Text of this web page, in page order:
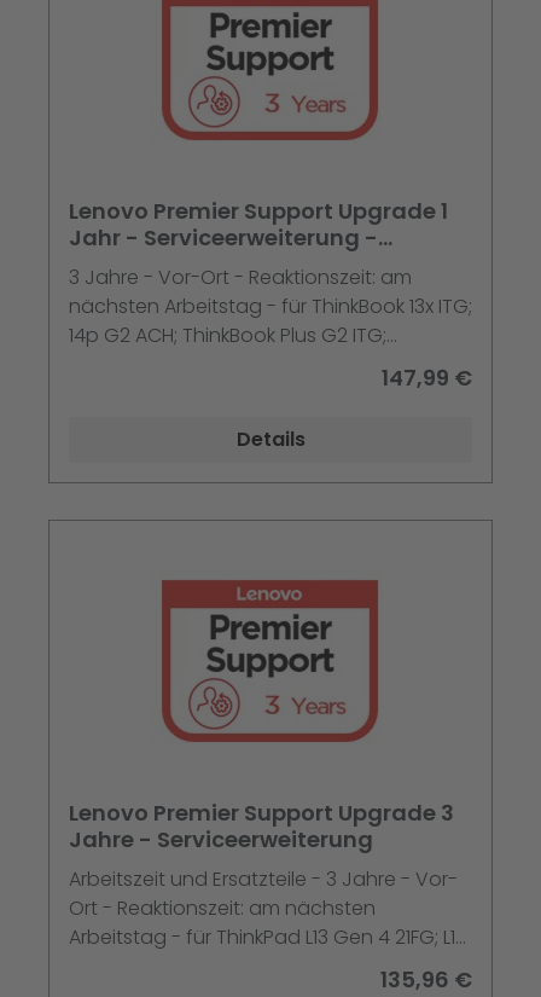
Lenovo Premier Support Upgrade 1
Jahr - Serviceerweiterung -
Arbeitszeit und Ersatzteile (für
System mit 1 Jahr Premier Support)
3 Jahre - Vor-Ort - Reaktionszeit: am
nächsten Arbeitstag - für ThinkBook 13x ITG;
14p G2 ACH; ThinkBook Plus G2 ITG;
147,99 €
Details
Lenovo Premier Support Upgrade 3
Jahre - Serviceerweiterung
Arbeitszeit und Ersatzteile - 3 Jahre - Vor-
Ort - Reaktionszeit: am nächsten
Arbeitstag - für ThinkPad L13 Gen 4 21FG; L14
Gen 1 20U1 - 20U5; L15 Gen 1 20U3 - 20U7
135,96 €